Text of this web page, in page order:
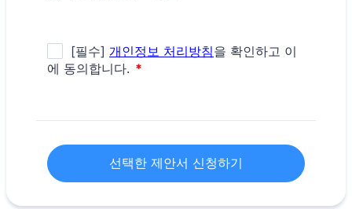
선택한 제안서 신청하기